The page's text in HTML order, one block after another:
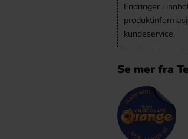
Endringer i
kundeservice.
Se mer fra